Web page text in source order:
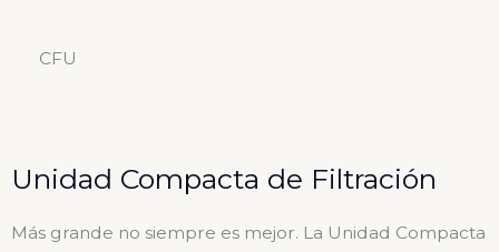
CFU
Unidad Compacta de Filtración
Más grande no siempre es mejor. La Unidad Compacta